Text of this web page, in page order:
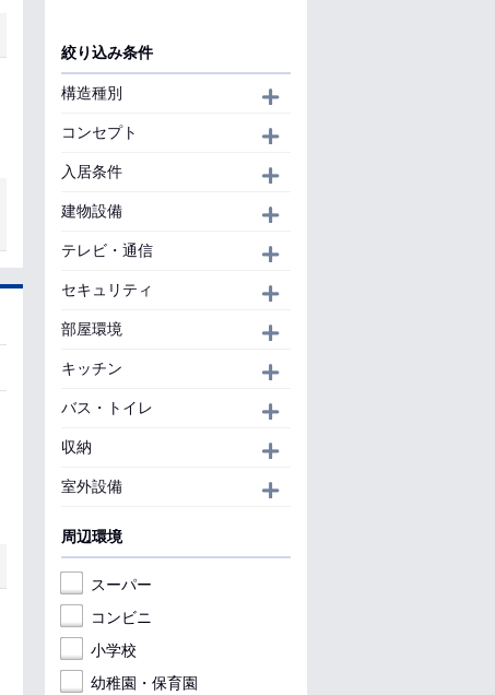
絞り込み条件
構造種別
コンセプト
入居条件
建物設備
テレビ・通信
セキュリティ
部屋環境
キッチン
バス・トイレ
収納
室外設備
周辺環境
スーパー
コンビニ
小学校
幼稚園・保育園